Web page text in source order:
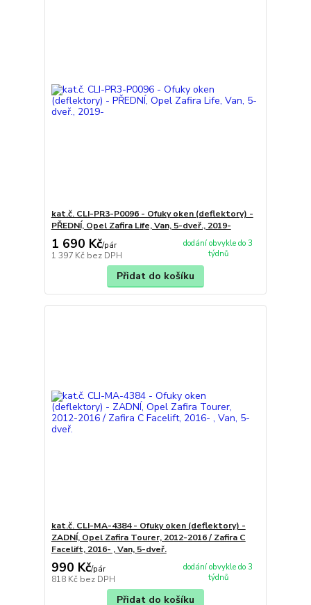
kat.č. CLI-PR3-P0096 - Ofuky oken (deflektory) -
PŘEDNÍ, Opel Zafira Life, Van, 5-dveř., 2019-
1 690 Kč/pár
1 397 Kč bez DPH
dodání obvykle do 3
týdnů
Přidat do košíku
kat.č. CLI-MA-4384 - Ofuky oken (deflektory) -
ZADNÍ, Opel Zafira Tourer, 2012-2016 / Zafira C
Facelift, 2016- , Van, 5-dveř.
990 Kč/pár
818 Kč bez DPH
dodání obvykle do 3
týdnů
Přidat do košíku